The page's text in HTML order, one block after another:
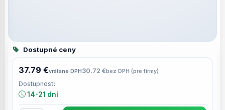
Dostupné ceny
37.79 €vrátane DPH30.72 €bez DPH (pre firmy)
Dostupnosť:
14-21 dní